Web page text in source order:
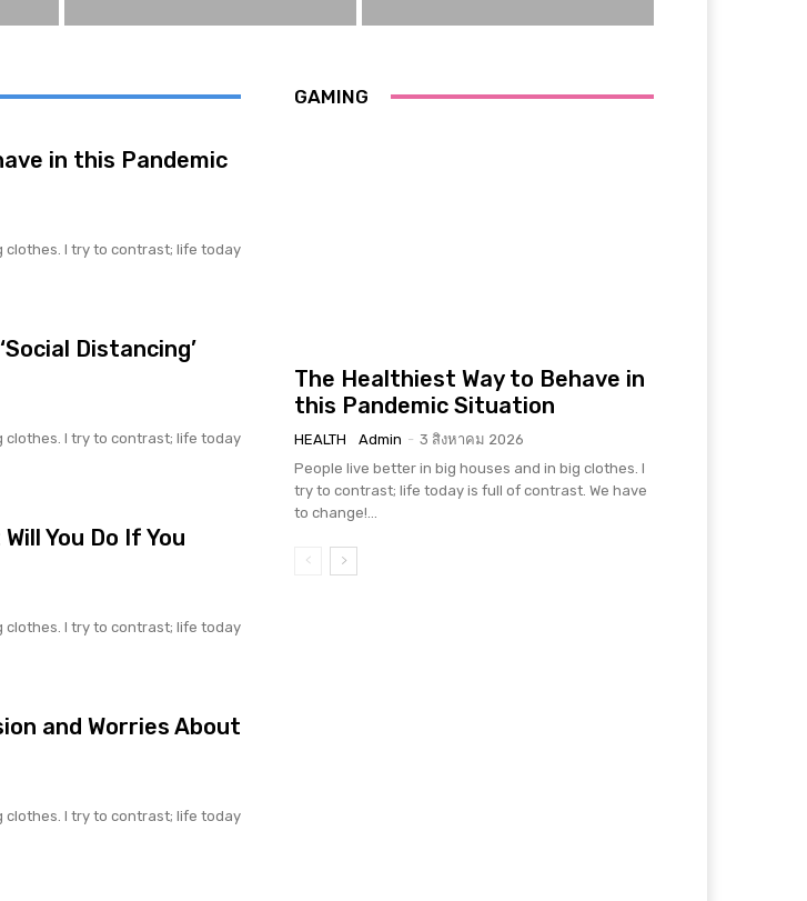
in this Pandemic
clothes. I try to contrast; life today
Distancing’
clothes. I try to contrast; life today
You Do If You
clothes. I try to contrast; life today
and Worries About
clothes. I try to contrast; life today
GAMING
The Healthiest Way to Behave in
this Pandemic Situation
HEALTH Admin - 3 สิงหาคม 2026
People live better in big houses and in big clothes. I
try to contrast; life today is full of contrast. We have
to change!...